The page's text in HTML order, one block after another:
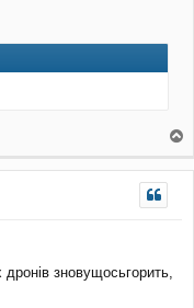
г
зновущосьгорить,